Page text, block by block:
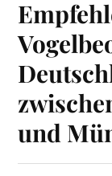
und